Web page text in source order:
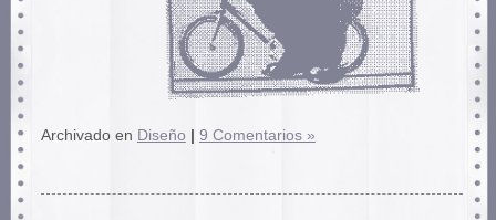
Archivado en Diseño 9 Comentarios »